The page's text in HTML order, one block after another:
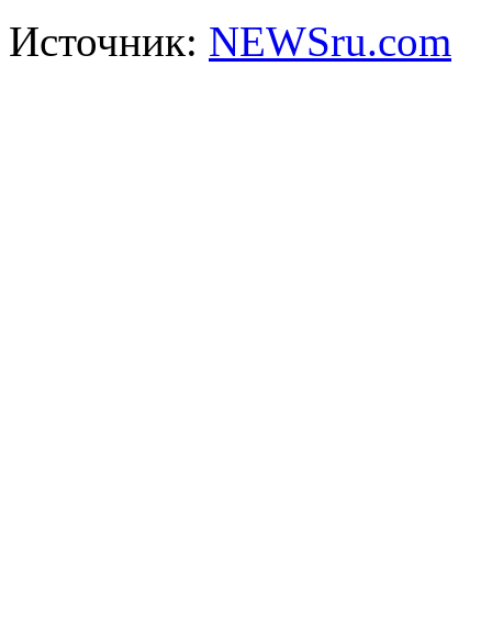
Источник: NEWSru.com